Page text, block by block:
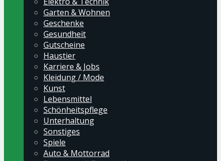
Garten & Wohnen
Geschenke
Gesundheit
Gutscheine
Haustier
Karriere & Jobs
Kleidung / Mode
Kunst
Lebensmittel
Schönheitspflege
Unterhaltung
Sonstiges
Spiele
Auto & Mottorrad